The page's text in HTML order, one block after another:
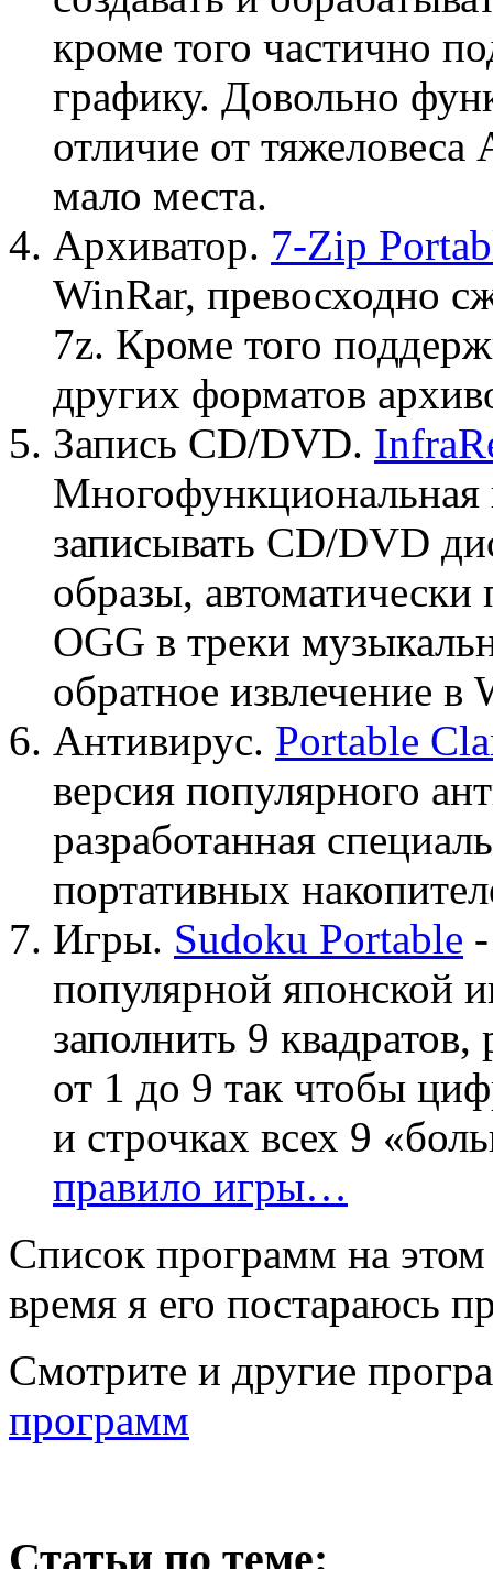
кроме того частично
графику. Довольно
отличие от
мало места.
Архиватор. 7-Zip
WinRar, превосходно
7z. Кроме того
других форматов
Запись CD/DVD.
записывать CD/DVD
образы,
OGG в треки
обратное извлечение
Антивирус. Portable
версия популярного
разработанная
портативных
Игры. Sudoku Portable
популярной японской
заполнить 9
от 1 до 9 так чтобы
и строчках всех 9
правило игры…
Список программ на
время я его постараюсь
Смотрите и другие
программ
Статьи по теме: